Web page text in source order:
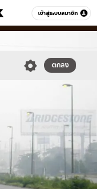
เข้าสู่ระบบสมาชิก
หมวดอื่นๆ
ตกลง